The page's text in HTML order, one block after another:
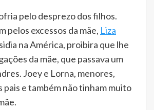
pelo desprezo dos filhos.
pelos excessos da mãe, Liza
na América, proibira que lhe
da mãe, que passava um
Joey e Lorna, menores,
pais e também não tinham muito